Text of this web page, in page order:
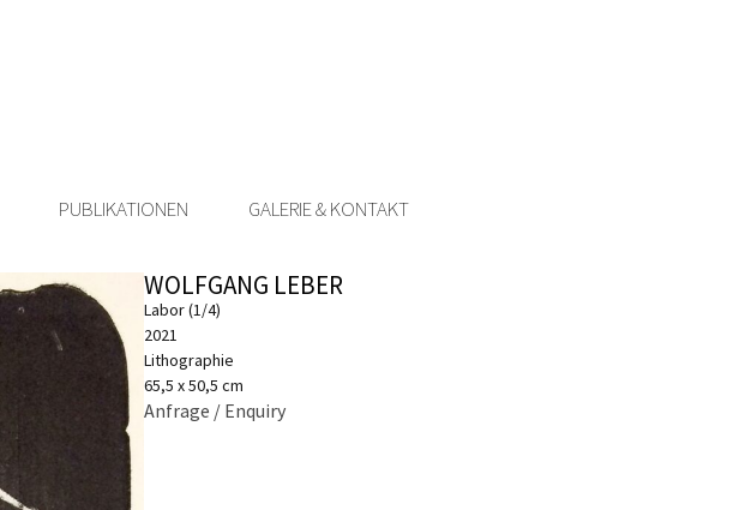
PUBLIKATIONEN GALERIE & KONTAKT
WOLFGANG LEBER
Labor (1/4)
2021
Lithographie
65,5 x 50,5 cm
Anfrage / Enquiry